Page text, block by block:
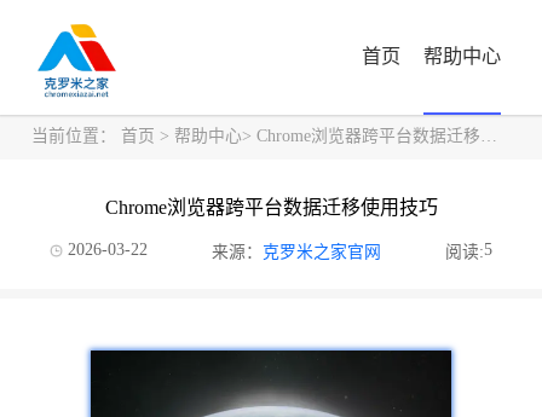
首页 帮助中心
当前位置： 首页 > 帮助中心> Chrome浏览器跨平台数据迁移使用技巧
Chrome浏览器跨平台数据迁移使用技巧
2026-03-22 来源： 克罗米之家官网 阅读:5